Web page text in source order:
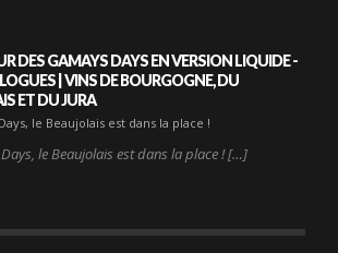
DES GAMAYS DAYS EN VERSION LIQUIDE -
| VINS DE BOURGOGNE, DU
ET DU JURA
le Beaujolais est dans la place !
le Beaujolais est dans la place ! […]